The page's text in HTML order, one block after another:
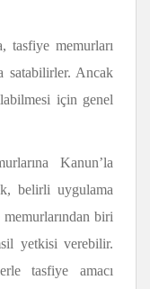
tasfiye memurları
satabilirler. Ancak
için genel
Kanun’la
belirli uygulama
biri
yetkisi verebilir.
tasfiye amacı